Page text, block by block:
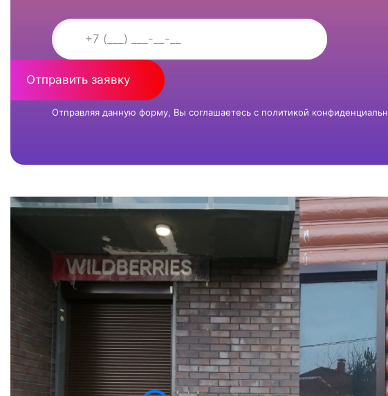
Отправить заявку
Отправляя данную форму, Вы соглашаетесь с политикой